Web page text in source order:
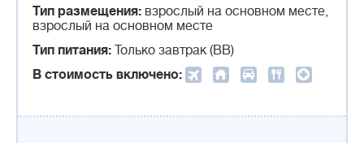
Тип размещения: взрослый на основном месте,
взрослый на основном месте
Тип питания:
Только завтрак (BB)
В стоимость включено: